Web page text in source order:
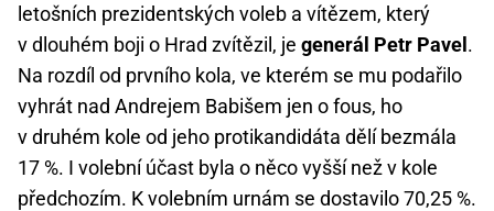
letošních prezidentských voleb a vítězem, který
v dlouhém boji o Hrad zvítězil, je generál Petr Pavel.
Na rozdíl od prvního kola, ve kterém se mu podařilo
vyhrát nad Andrejem Babišem jen o fous, ho
v druhém kole od jeho protikandidáta dělí bezmála
17 %. I volební účast byla o něco vyšší než v kole
předchozím. K volebním urnám se dostavilo 70,25 %.